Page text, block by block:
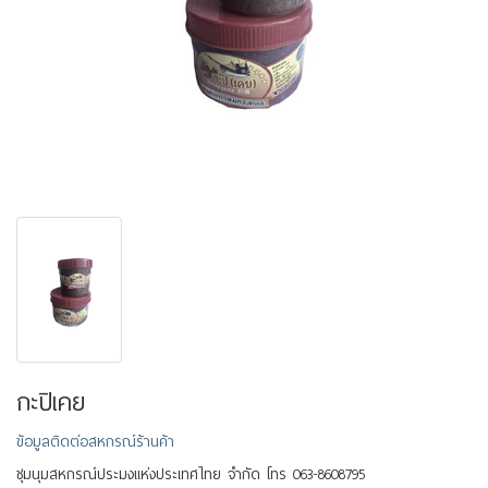
กะปิเคย
ข้อมูลติดต่อสหกรณ์ร้านค้า
ชุมนุมสหกรณ์ประมงแห่งประเทศไทย จำกัด โทร 063-8608795